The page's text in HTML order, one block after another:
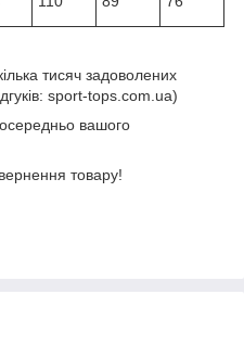
тисяч задоволених
sport-tops.com.ua)
вашого
товару!